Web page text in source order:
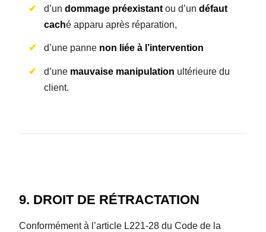
d’un dommage préexistantou d’un défaut
caché apparu après réparation,
d’une panne non liée à l’intervention
d’une mauvaise manipulation ultérieure du
client.
9. DROIT DE RÉTRACTATION
Conformément à l’article L221-28 du Code de la